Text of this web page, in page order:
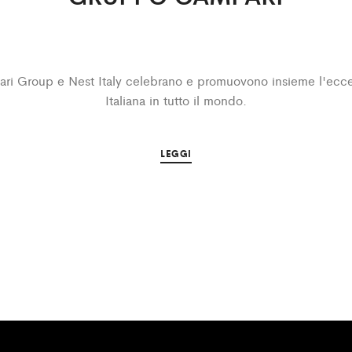
Group e Nest Italy celebrano e promuovono insieme
Italiana in tutto il mondo.
LEGGI